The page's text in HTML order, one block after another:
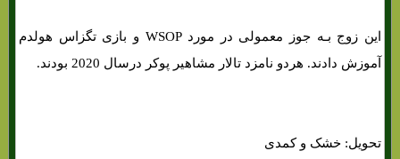
این زوج بـه جوز معمولی در مورد WSOP و بازی تگزاس هولدم
آموزش دادند. هردو نامزد تالار مشاهیر پوکر درسال 2020 بودند.
تحویل: خشک و کمدی